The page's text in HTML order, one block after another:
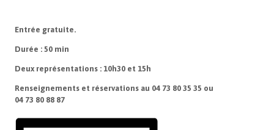
Entrée gratuite.
Durée : 50 min
Deux représentations : 10h30 et 15h
Renseignements et réservations au 04 73 80 35 35 ou
04 73 80 88 87